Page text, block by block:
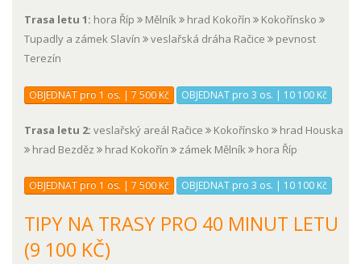
Trasa letu 1: hora Říp Mělník hrad Kokořín
Kokořínsko
Tupadly a zámek Slavín
veslařská dráha Račice
pevnost
Terezín
OBJEDNAT pro 1 os. | 7 500 Kč OBJEDNAT pro 3 os. | 10 100 Kč
Trasa letu 2: veslařský areál Račice Kokořínsko
hrad Houska
hrad Bezděz
hrad Kokořín zámek Mělník hora Říp
OBJEDNAT pro 1 os. | 7 500 Kč OBJEDNAT pro 3 os. | 10 100 Kč
TIPY NA TRASY PRO 40 MINUT LETU
(9 100 KČ)